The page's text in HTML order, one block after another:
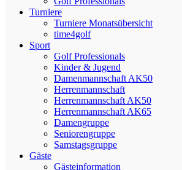
Turniere
Turniere Monatsübersicht
time4golf
Sport
Golf Professionals
Kinder & Jugend
Damenmannschaft AK50
Herrenmannschaft
Herrenmannschaft AK50
Herrenmannschaft AK65
Damengruppe
Seniorengruppe
Samstagsgruppe
Gäste
Gästeinformation